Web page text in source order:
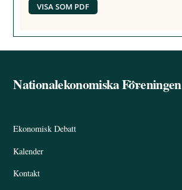
VISA SOM PDF
Back
Nationalekonomiska Föreningen
Ekonomisk Debatt
Kalender
Kontakt